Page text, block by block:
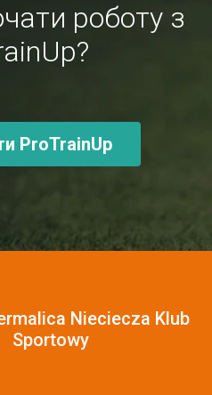
роботу з
ProTrainUp
Nieciecza Klub
Sportowy